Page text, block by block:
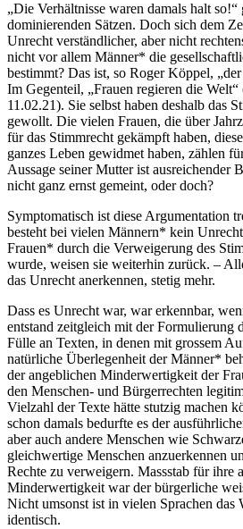
„Die Verhältnisse waren damals halt so!“
dominierenden Sätzen. Doch sich dem
Unrecht verständlicher, aber nicht
nicht vor allem Männer* die
bestimmt? Das ist, so Roger Köppel,
Im Gegenteil, „Frauen regieren die
11.02.21). Sie selbst haben deshalb das
gewollt. Die vielen Frauen, die über
für das Stimmrecht gekämpft haben,
ganzes Leben gewidmet haben, zählen
Aussage seiner Mutter ist ausreichender
nicht ganz ernst gemeint, oder doch?
Symptomatisch ist diese Argumentation
besteht bei vielen Männern* kein
Frauen* durch die Verweigerung des
wurde, weisen sie weiterhin zurück. –
das Unrecht anerkennen, stetig mehr.
Dass es Unrecht war, war erkennbar,
entstand zeitgleich mit der Formulierung
Fülle an Texten, in denen mit grossem
natürliche Überlegenheit der Männer*
der angeblichen Minderwertigkeit der
den Menschen- und Bürgerrechten
Vielzahl der Texte hätte stutzig machen
schon damals bedurfte es der
aber auch andere Menschen wie
gleichwertige Menschen anzuerkennen
Rechte zu verweigern. Massstab für ihre
Minderwertigkeit war der bürgerliche
Nicht umsonst ist in vielen Sprachen das
identisch.